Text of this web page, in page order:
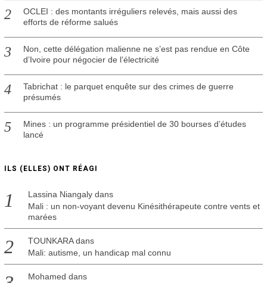
OCLEI : des montants irréguliers relevés, mais aussi des
efforts de réforme salués
Non, cette délégation malienne ne s’est pas rendue en Côte
d’Ivoire pour négocier de l’électricité
Tabrichat : le parquet enquête sur des crimes de guerre
présumés
Mines : un programme présidentiel de 30 bourses d’études
lancé
ILS (ELLES) ONT RÉAGI
Lassina Niangalydans
Mali : un non-voyant devenu Kinésithérapeute contre vents et
marées
TOUNKARAdans
Mali: autisme, un handicap mal connu
Mohamed dans